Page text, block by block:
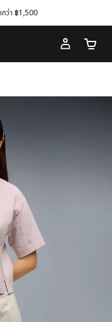
ว่า ฿1,500
จำนว